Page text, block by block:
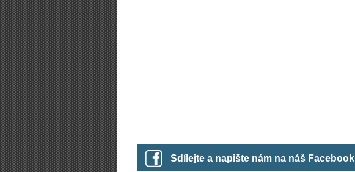
Sdílejte a napište nám na náš Facebook